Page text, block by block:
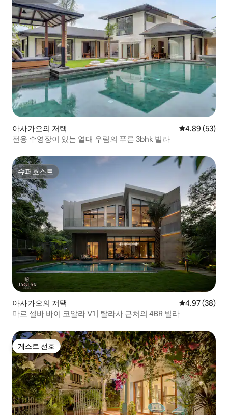
아사가오의 저택 평점 4.89점(5
4.89 (53)
전용 수영장이 있는 열대 우림의 푸른 3bhk 빌라
슈퍼호스트
슈퍼호스트
아사가오의 저택 평점 4.97점(5
4.97 (38)
마르 셀바 바이 코알라 V1 | 탈라사 근처의 4BR 빌라
게스트 선호
게스트 선호